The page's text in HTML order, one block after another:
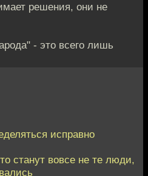
решения, они не
- это всего лишь
исправно
станут вовсе не те люди,